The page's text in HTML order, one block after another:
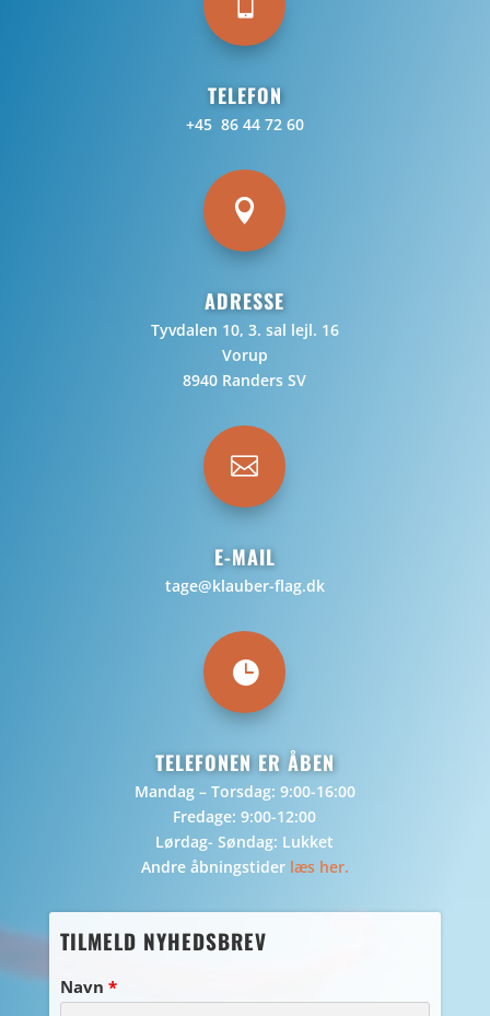
TELEFON
+45 86 44 72 60

ADRESSE
Tyvdalen 10, 3. sal lejl. 16
Vorup
8940 Randers SV

E-MAIL
tage@klauber-flag.dk

TELEFONEN ER ÅBEN
Mandag – Torsdag: 9:00-16:00
Fredage: 9:00-12:00
Lørdag- Søndag: Lukket
Andre åbningstider læs her.
TILMELD NYHEDSBREV
Navn *